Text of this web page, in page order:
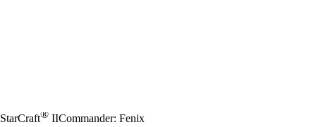
StarCraft® IICommander: Fenix